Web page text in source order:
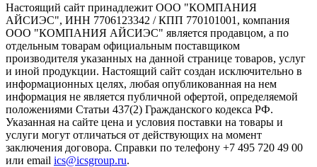
Настоящий сайт принадлежит ООО "КОМПАНИЯ
АЙСИЭС", ИНН 7706123342 / КПП 770101001, компания
ООО "КОМПАНИЯ АЙСИЭС" является продавцом, а по
отдельным товарам официальным поставщиком
производителя указанных на данной странице товаров, услуг
и иной продукции. Настоящий сайт создан исключительно в
информационных целях, любая опубликованная на нем
информация не является публичной офертой, определяемой
положениями Статьи 437(2) Гражданского кодекса РФ.
Указанная на сайте цена и условия поставки на товары и
услуги могут отличаться от действующих на момент
заключения договора. Справки по телефону +7 495 720 49 00
или email ics@icsgroup.ru.